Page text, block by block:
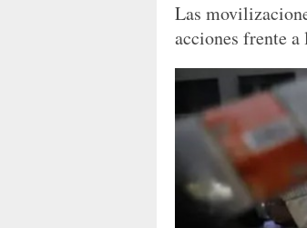
Las
acciones frente a